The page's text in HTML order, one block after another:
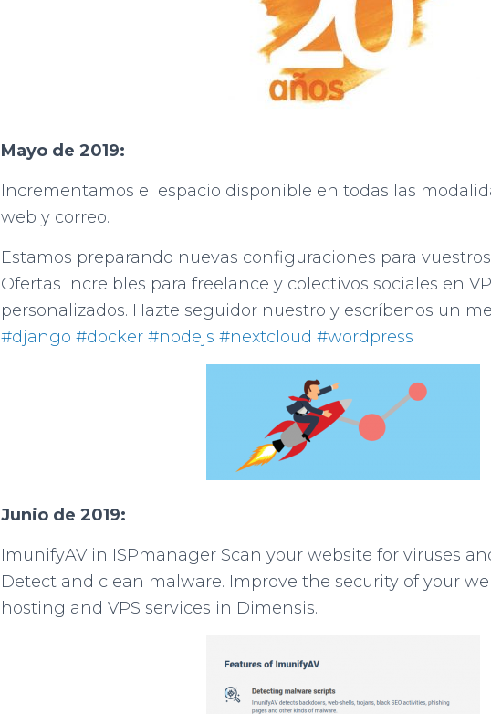
Mayo de 2019:
Incrementamos el espacio disponible en todas las
web y correo.
Estamos preparando nuevas configuraciones para vuestros
Ofertas increibles para freelance y colectivos sociales en
personalizados. Hazte seguidor nuestro y escríbenos un
#django #docker #nodejs #nextcloud #wordpress
Junio de 2019:
ImunifyAV in ISPmanager Scan your website for viruses
Detect and clean malware. Improve the security of your
hosting and VPS services in Dimensis.